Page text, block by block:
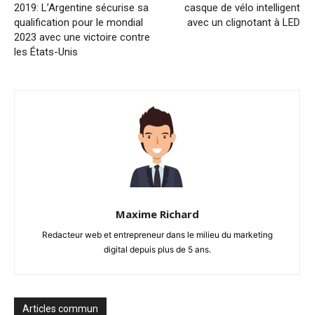
2019: L’Argentine sécurise sa
qualification pour le mondial
2023 avec une victoire contre
les États-Unis
casque de vélo intelligent
avec un clignotant à LED
Maxime Richard
Redacteur web et entrepreneur dans le milieu du marketing
digital depuis plus de 5 ans.
Articles commun